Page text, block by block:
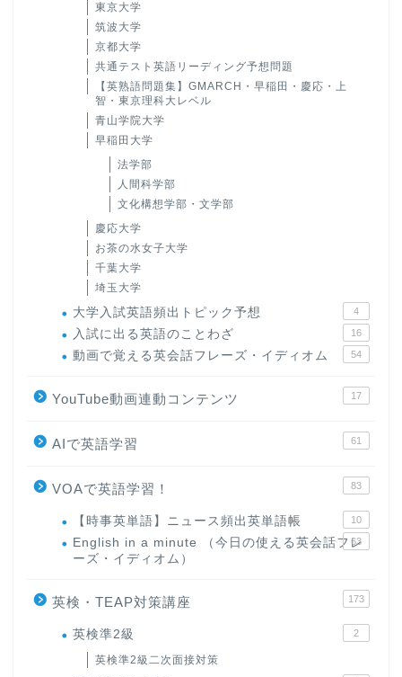
東京大学
筑波大学
京都大学
共通テスト英語リーディング予想問題
【英熟語問題集】GMARCH・早稲田・慶応・上
智・東京理科大レベル
青山学院大学
早稲田大学
法学部
人間科学部
文化構想学部・文学部
慶応大学
お茶の水女子大学
千葉大学
埼玉大学
大学入試英語頻出トピック予想 4
入試に出る英語のことわざ 16
動画で覚える英会話フレーズ・イディオム 54
YouTube動画連動コンテンツ 17
AIで英語学習 61
VOAで英語学習！ 83
【時事英単語】ニュース頻出英単語帳 10
English in a minute （今日の使える英会話フレ
ーズ・イディオム）
63
英検・TEAP対策講座 173
英検準2級 2
英検準2級二次面接対策